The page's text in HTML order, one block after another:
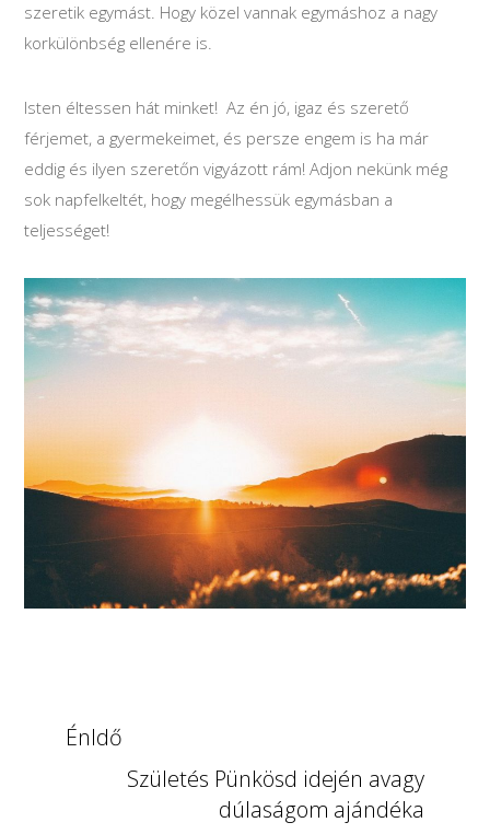
szeretik egymást. Hogy közel vannak egymáshoz a nagy
korkülönbség ellenére is.
Isten éltessen hát minket! Az én jó, igaz és szerető
férjemet, a gyermekeimet, és persze engem is ha már
eddig és ilyen szeretőn vigyázott rám! Adjon nekünk még
sok napfelkeltét, hogy megélhessük egymásban a
teljességet!
ÉnIdő
Születés Pünkösd idején avagy
dúlaságom ajándéka